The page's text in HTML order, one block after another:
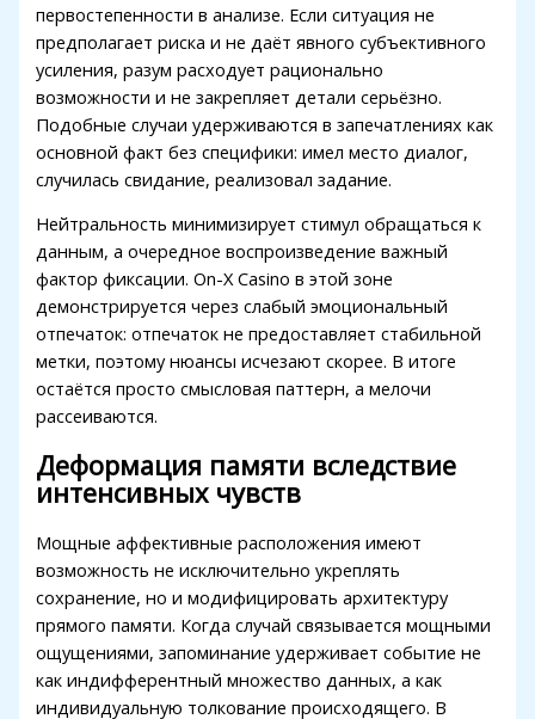
Panel
первостепенности в анализе. Если ситуация не
предполагает риска и не даёт явного субъективного
усиления, разум расходует рационально
возможности и не закрепляет детали серьёзно.
Подобные случаи удерживаются в запечатлениях как
основной факт без специфики: имел место диалог,
случилась свидание, реализовал задание.
Нейтральность минимизирует стимул обращаться к
данным, а очередное воспроизведение важный
фактор фиксации. On-X Casino в этой зоне
демонстрируется через слабый эмоциональный
отпечаток: отпечаток не предоставляет стабильной
метки, поэтому нюансы исчезают скорее. В итоге
остаётся просто смысловая паттерн, а мелочи
рассеиваются.
Деформация памяти вследствие
интенсивных чувств
Мощные аффективные расположения имеют
возможность не исключительно укреплять
сохранение, но и модифицировать архитектуру
прямого памяти. Когда случай связывается мощными
ощущениями, запоминание удерживает событие не
как индифферентный множество данных, а как
индивидуальную толкование происходящего. В